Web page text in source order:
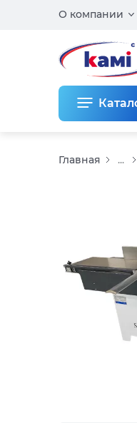
О компании
Главная ...